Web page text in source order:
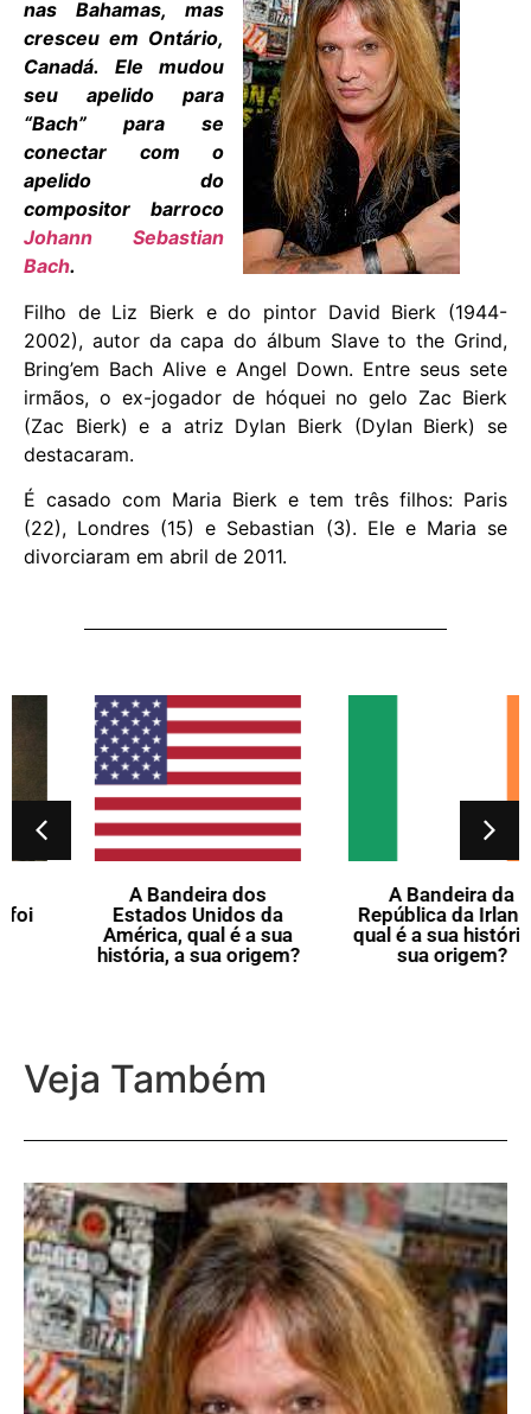
nas Bahamas, mas
cresceu em Ontário,
Canadá. Ele mudou
seu apelido para
“Bach” para se
conectar com o
apelido do
compositor barroco
Johann Sebastian
Bach.
Filho de Liz Bierk e do pintor David Bierk (1944-
2002), autor da capa do álbum Slave to the Grind,
Bring’em Bach Alive e Angel Down. Entre seus sete
irmãos, o ex-jogador de hóquei no gelo Zac Bierk
(Zac Bierk) e a atriz Dylan Bierk (Dylan Bierk) se
destacaram.
É casado com Maria Bierk e tem três filhos: Paris
(22), Londres (15) e Sebastian (3). Ele e Maria se
divorciaram em abril de 2011.
A Bandeira dos
Estados Unidos da
América, qual é a sua
história, a sua origem?
A Bandeira da
República da Irlanda,
qual é a sua história, a
sua origem?
Veja Também